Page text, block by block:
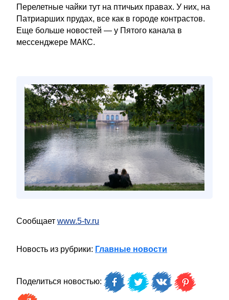
Перелетные чайки тут на птичьих правах. У них, на
Патриарших прудах, все как в городе контрастов.
Еще больше новостей — у Пятого канала в
мессенджере МАКС.
Сообщает www.5-tv.ru
Новость из рубрики: Главные новости
Поделиться новостью: